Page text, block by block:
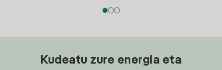
Kudeatu zure energia eta